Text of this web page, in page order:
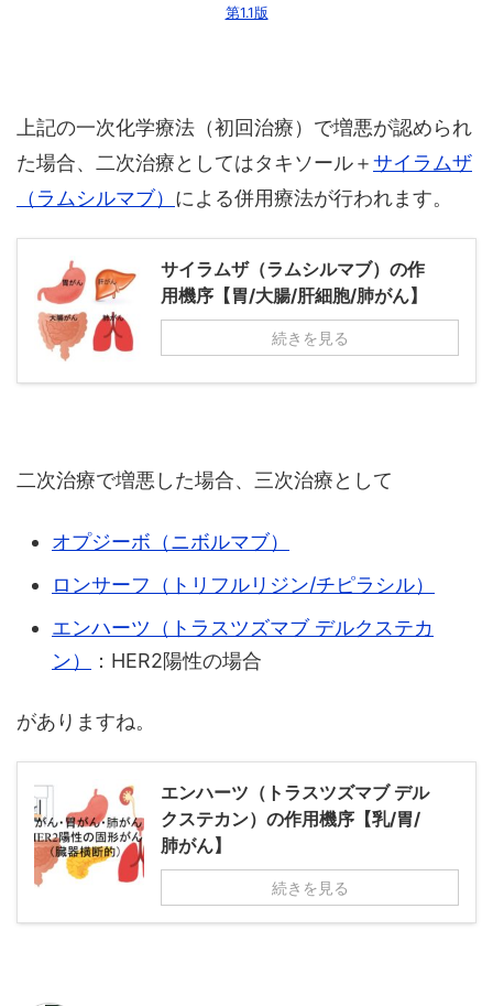
第1.1版
上記の一次化学療法（初回治療）で増悪が認められ
た場合、二次治療としてはタキソール＋サイラムザ
（ラムシルマブ） による併用療法が行われます。
サイラムザ（ラムシルマブ）の作
用機序【胃/大腸/肝細胞/肺がん】
続きを見る
二次治療で増悪した場合、三次治療として
オプジーボ（ニボルマブ）
ロンサーフ（トリフルリジン/チピラシル）
エンハーツ（トラスツズマブ デルクステカ
ン）
：HER2陽性の場合
がありますね。
エンハーツ（トラスツズマブ デル
クステカン）の作用機序【乳/胃/
肺がん】
続きを見る